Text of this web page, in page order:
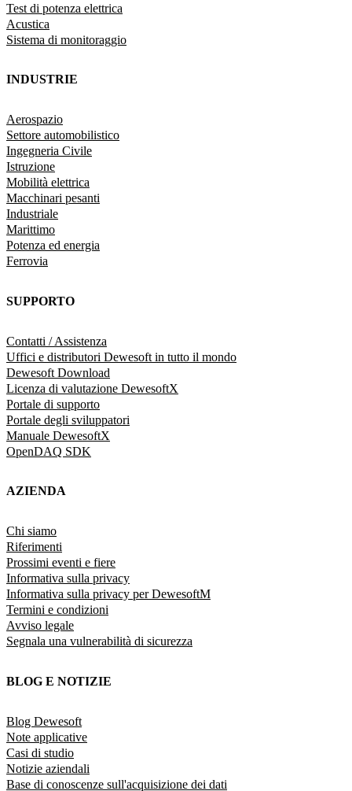
Test di potenza elettrica
Acustica
Sistema di monitoraggio
INDUSTRIE
Aerospazio
Settore automobilistico
Ingegneria Civile
Istruzione
Mobilità elettrica
Macchinari pesanti
Industriale
Marittimo
Potenza ed energia
Ferrovia
SUPPORTO
Contatti / Assistenza
Uffici e distributori Dewesoft in tutto il mondo
Dewesoft Download
Licenza di valutazione DewesoftX
Portale di supporto
Portale degli sviluppatori
Manuale DewesoftX
OpenDAQ SDK
AZIENDA
Chi siamo
Riferimenti
Prossimi eventi e fiere
Informativa sulla privacy
Informativa sulla privacy per DewesoftM
Termini e condizioni
Avviso legale
Segnala una vulnerabilità di sicurezza
BLOG E NOTIZIE
Blog Dewesoft
Note applicative
Casi di studio
Notizie aziendali
Base di conoscenze sull'acquisizione dei dati